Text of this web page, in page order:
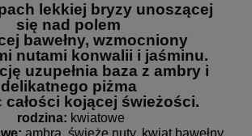
lekkiej bryzy unoszącej
się nad polem
bawełny, wzmocniony
nutami konwalii i jaśminu.
uzupełnia baza z ambry i
delikatnego piżma
całości kojącej świeżości.
rodzina: kwiatowe
ambra, świeże nuty, kwiat bawełny